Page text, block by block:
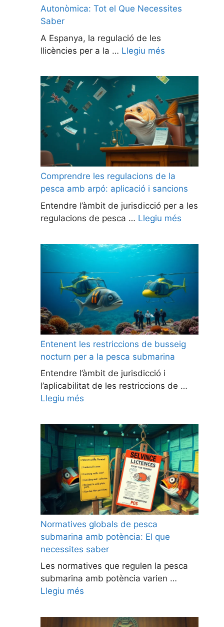
Autonòmica: Tot el Que Necessites
Saber
A Espanya, la regulació de les
llicències per a la … Llegiu més
Comprendre les regulacions de la
pesca amb arpó: aplicació i sancions
Entendre l’àmbit de jurisdicció per a les
regulacions de pesca … Llegiu més
Entenent les restriccions de busseig
nocturn per a la pesca submarina
Entendre l’àmbit de jurisdicció i
l’aplicabilitat de les restriccions de …
Llegiu més
Normatives globals de pesca
submarina amb potència: El que
necessites saber
Les normatives que regulen la pesca
submarina amb potència varien …
Llegiu més